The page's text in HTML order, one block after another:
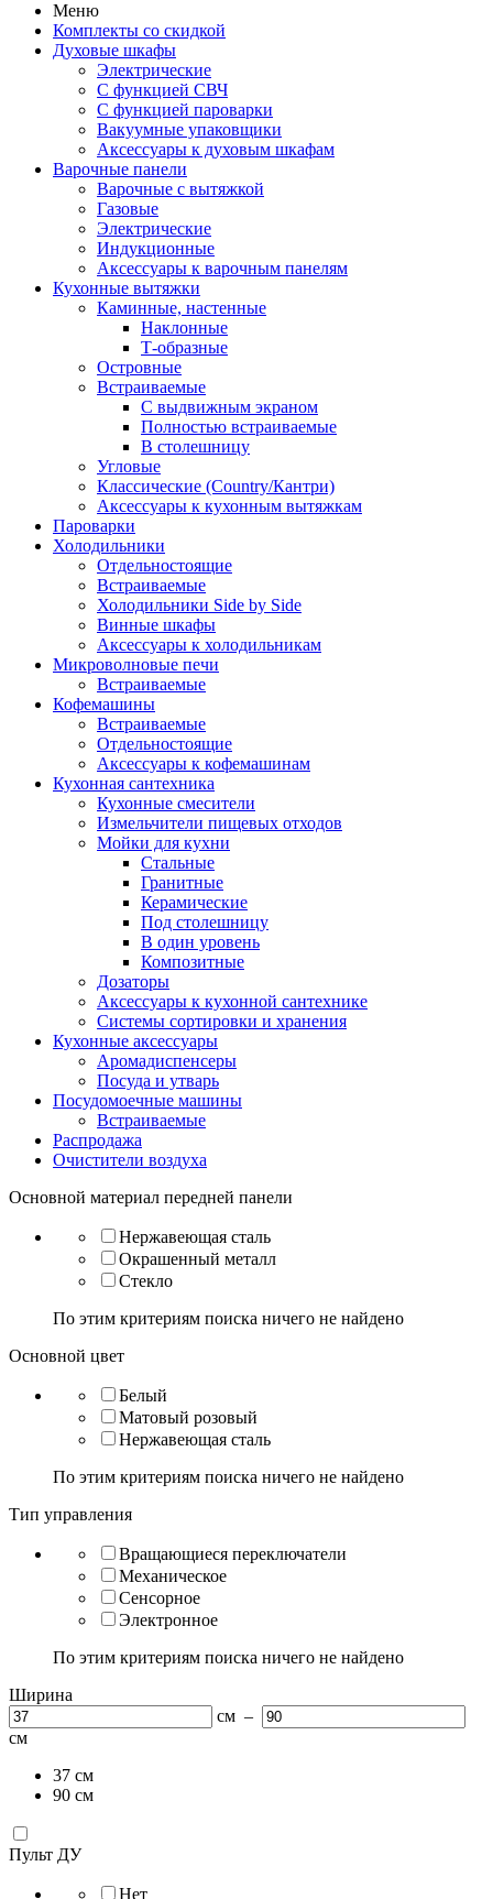
Меню
Комплекты со скидкой
Духовые шкафы
Электрические
С функцией СВЧ
С функцией пароварки
Вакуумные упаковщики
Аксессуары к духовым шкафам
Варочные панели
Варочные с вытяжкой
Газовые
Электрические
Индукционные
Аксессуары к варочным панелям
Кухонные вытяжки
Каминные, настенные
Наклонные
Т-образные
Островные
Встраиваемые
С выдвижным экраном
Полностью встраиваемые
В столешницу
Угловые
Классические (Country/Кантри)
Аксессуары к кухонным вытяжкам
Пароварки
Холодильники
Отдельностоящие
Встраиваемые
Холодильники Side by Side
Винные шкафы
Аксессуары к холодильникам
Микроволновые печи
Встраиваемые
Кофемашины
Встраиваемые
Отдельностоящие
Аксессуары к кофемашинам
Кухонная сантехника
Кухонные смесители
Измельчители пищевых отходов
Мойки для кухни
Стальные
Гранитные
Керамические
Под столешницу
В один уровень
Композитные
Дозаторы
Аксессуары к кухонной сантехнике
Системы сортировки и хранения
Кухонные аксессуары
Аромадиспенсеры
Посуда и утварь
Посудомоечные машины
Встраиваемые
Распродажа
Очистители воздуха
Основной материал передней панели
Нержавеющая сталь
Окрашенный металл
Стекло
По этим критериям поиска ничего не найдено
Основной цвет
Белый
Матовый розовый
Нержавеющая сталь
По этим критериям поиска ничего не найдено
Тип управления
Вращающиеся переключатели
Механическое
Сенсорное
Электронное
По этим критериям поиска ничего не найдено
Ширина
см –
см
37 см
90 см
Пульт ДУ
Нет